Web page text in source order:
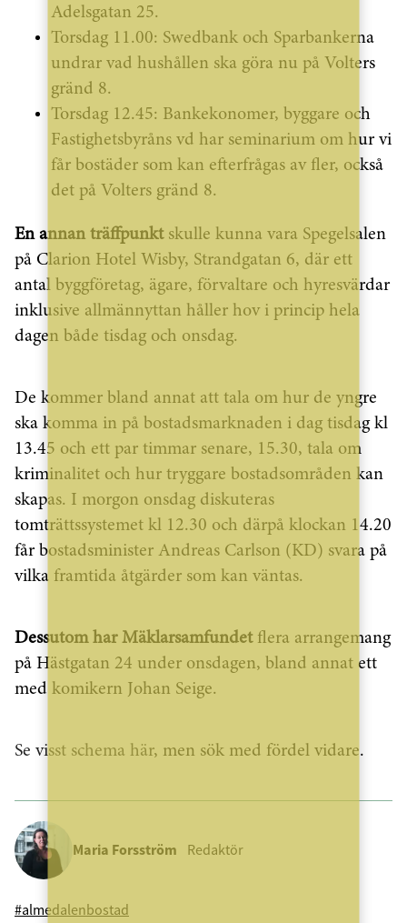
Adelsgatan 25.
Torsdag 11.00: Swedbank och Sparbankerna
undrar vad hushållen ska göra nu på Volters
gränd 8.
Torsdag 12.45: Bankekonomer, byggare och
Fastighetsbyråns vd har seminarium om hur vi
får bostäder som kan efterfrågas av fler, också
det på Volters gränd 8.
En annan träffpunktskulle kunna vara Spegelsalen
på Clarion Hotel Wisby, Strandgatan 6, där ett
antal byggföretag, ägare, förvaltare och hyresvärdar
inklusive allmännyttan håller hov i princip hela
dagen både tisdag och onsdag.
De kommer bland annat att tala om hur de yngre
ska komma in på bostadsmarknaden i dag tisdag kl
13.45 och ett par timmar senare, 15.30, tala om
kriminalitet och hur tryggare bostadsområden kan
skapas. I morgon onsdag diskuteras
tomträttssystemet kl 12.30 och därpå klockan 14.20
får bostadsminister Andreas Carlson (KD) svara på
vilka framtida åtgärder som kan väntas.
Dessutom har Mäklarsamfundetflera arrangemang
på Hästgatan 24 under onsdagen, bland annat ett
med komikern Johan Seige.
Se visst schema här, men sök med fördel vidare.
Maria Forsström Redaktör
#almedalenbostad